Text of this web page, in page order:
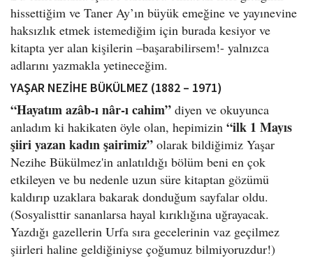
hissettiğim ve Taner Ay’ın büyük emeğine ve yayınevine
haksızlık etmek istemediğim için burada kesiyor ve
kitapta yer alan kişilerin –başarabilirsem!- yalnızca
adlarını yazmakla yetineceğim.
YAŞAR NEZİHE BÜKÜLMEZ (1882 – 1971)
“Hayatım azâb-ı nâr-ı cahim” diyen ve okuyunca
anladım ki hakikaten öyle olan, hepimizin “ilk 1 Mayıs
şiiri yazan kadın şairimiz” olarak bildiğimiz Yaşar
Nezihe Bükülmez'in anlatıldığı bölüm beni en çok
etkileyen ve bu nedenle uzun süre kitaptan gözümü
kaldırıp uzaklara bakarak donduğum sayfalar oldu.
(Sosyalisttir sananlarsa hayal kırıklığına uğrayacak.
Yazdığı gazellerin Urfa sıra gecelerinin vaz geçilmez
şiirleri haline geldiğiniyse çoğumuz bilmiyoruzdur!)